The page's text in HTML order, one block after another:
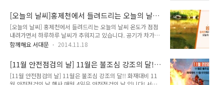
이 통제된 지역이나 폐쇄된 등산로는 들어가지 맙시다. 지정된
장소가 아닌 곳에서는 ..
죠? 실제로 우리나라의 사계절 중 겨울, 즉 12월에서 2월 사이에
는 화재 발생률이 가장 높아 시기라고 해요! 그만큼 화재사고는
순식간에 많은 것을 앗아갈 수 있기 때문에 사전에 예방하는 것
이 가장 좋은 방법입니다. 그럼 겨울철 화재를 예방하는 방법은
어떤 것이 있는지 알아볼까요? 화재예방 실천요령 1. 사용하지
플러그를 꽂아 사용하는 문어발식 사용금지 3. 전기기구가 제대
로 작동하지 않거나 이상한 ..
[오늘의 날씨]홍제천에서 들려드리는 오늘의 날
씨!
[오늘의 날씨] 홍제천에서 들려드리는 오늘의 날씨 온도가 점점
내려가면서 하루하루 날씨가 추워지고 있습니다. 공기가 차가운
아침입니다. 오늘 오전 '홍제천'에서 날씨예보가 있었어요~
홍제천의 풍경과 어울어지는 날씨예보!! 지기가 있는 서대문의
풍경과 날씨예보를 함께 보니 평소때와 다르게 집중해서 보게 되
네요~ 뿌듯합니다^^ 날씨는 초겨울 추위가 찾아왔네요, 전국 곳
함께해요 서대문 2014.11.18
[11월 안전점검의 날] 11월은 불조심 강조의 달!!
화재대비 11월 안전점검의 날 행사
[11월 안전점검의 날] 11월은 불조심 강조의 달!! 화재대비 11